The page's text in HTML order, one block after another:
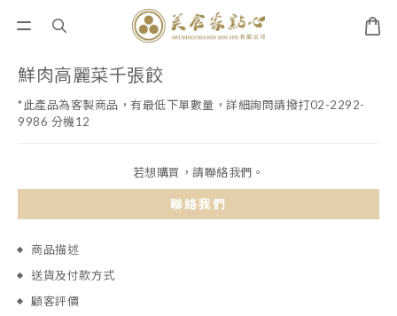
鮮肉高麗菜千張餃
*此產品為客製商品，有最低下單數量，詳細詢問請撥打02-2292-
9986 分機12
若想購買，請聯絡我們。
聯絡我們
商品描述
送貨及付款方式
顧客評價